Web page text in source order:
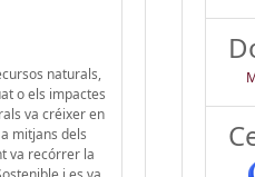
naturals,
o els impactes
va créixer en
mitjans dels
va recórrer la